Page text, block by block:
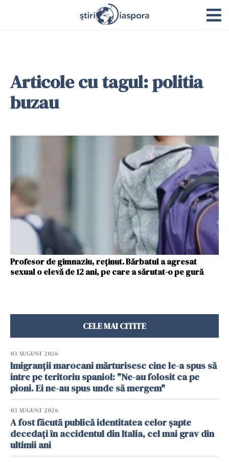
Articole cu tagul: politia
buzau
Profesor de gimnaziu, reţinut. Bărbatul a agresat
sexual o elevă de 12 ani, pe care a sărutat-o pe gură
CELE MAI CITITE
03 AUGUST 2026
Imigranții marocani mărturisesc cine le-a spus să
intre pe teritoriu spaniol: "Ne-au folosit ca pe
pioni. Ei ne-au spus unde să mergem"
03 AUGUST 2026
A fost făcută publică identitatea celor șapte
decedați în accidentul din Italia, cel mai grav din
ultimii ani